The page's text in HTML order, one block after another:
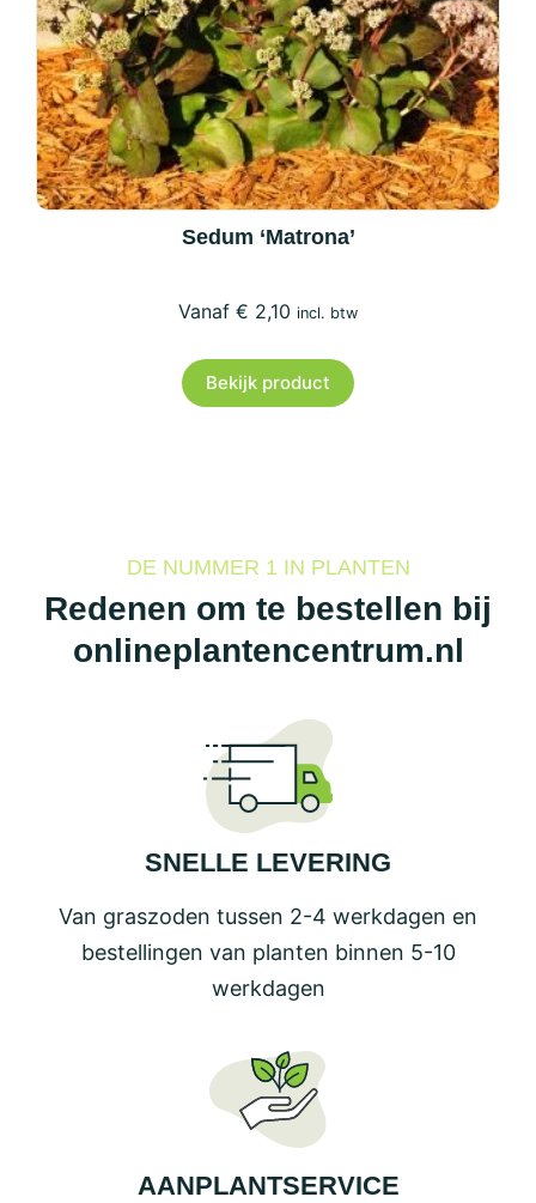
Sedum ‘Matrona’
€ 2,10 incl. btw
Bekijk product
DE NUMMER 1 IN PLANTEN
Redenen om te bestellen bij
onlineplantencentrum.nl
SNELLE LEVERING
Van graszoden tussen 2-4 werkdagen en
bestellingen van planten binnen 5-10
werkdagen
AANPLANTSERVICE